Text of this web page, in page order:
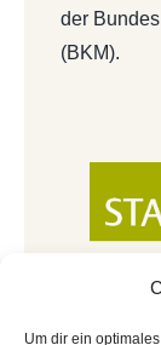
Um dir ein
der
(BKM).